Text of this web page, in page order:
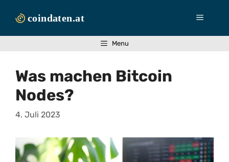
Inhalt
Menü
Menu
Was machen Bitcoin
Nodes?
4. Juli 2023